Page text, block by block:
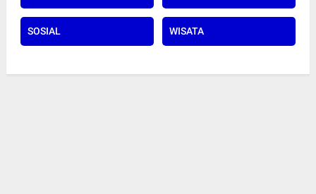
SOSIAL WISATA